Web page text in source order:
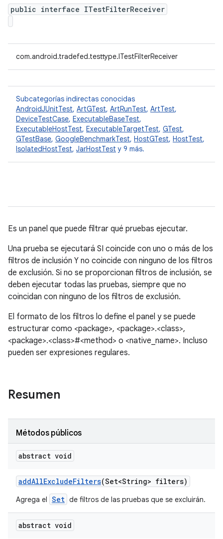
public interface ITestFilterReceiver
com.android.tradefed.testtype.ITestFilterReceiver
Subcategorías indirectas conocidas
AndroidJUnitTest, ArtGTest, ArtRunTest, ArtTest,
DeviceTestCase, ExecutableBaseTest,
ExecutableHostTest, ExecutableTargetTest, GTest,
GTestBase, GoogleBenchmarkTest, HostGTest, HostTest,
IsolatedHostTest, JarHostTest y 9 más.
Es un panel que puede filtrar qué pruebas ejecutar.
Una prueba se ejecutará SI coincide con uno o más de los
filtros de inclusión Y no coincide con ninguno de los filtros
de exclusión. Si no se proporcionan filtros de inclusión, se
deben ejecutar todas las pruebas, siempre que no
coincidan con ninguno de los filtros de exclusión.
El formato de los filtros lo define el panel y se puede
estructurar como <package>, <package>.<class>,
<package>.<class>#<method> o <native_name>. Incluso
pueden ser expresiones regulares.
Resumen
Métodos públicos
abstract void
addAllExcludeFilters(Set<String> filters)
Agrega el Set de filtros de las pruebas que se excluirán.
abstract void